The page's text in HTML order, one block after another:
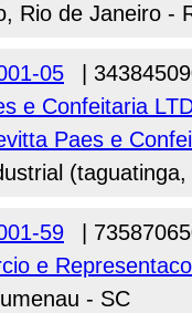
Rio de Janeiro -
05
|
e Confeitaria
Paes e
59
|
e
- SC